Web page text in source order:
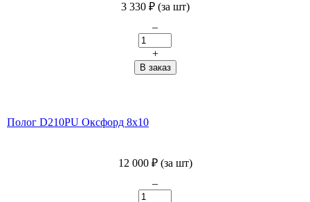
3 330 ₽ (за шт)
–
+
Полог D210PU Оксфорд 8х10
12 000 ₽ (за шт)
–